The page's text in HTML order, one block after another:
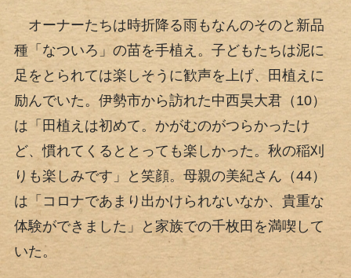
オーナーたちは時折降る雨もなんのそのと新品
種「なついろ」の苗を手植え。子どもたちは泥に
足をとられては楽しそうに歓声を上げ、田植えに
励んでいた。伊勢市から訪れた中西昊大君（10）
は「田植えは初めて。かがむのがつらかったけ
ど、慣れてくるととっても楽しかった。秋の稲刈
りも楽しみです」と笑顔。母親の美紀さん（44）
は「コロナであまり出かけられないなか、貴重な
体験ができました」と家族での千枚田を満喫して
いた。